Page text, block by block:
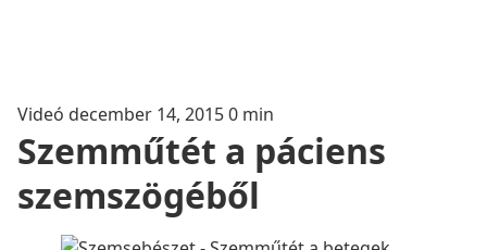
Videó december 14, 20150 min
Szemműtét a páciens
szemszögéből